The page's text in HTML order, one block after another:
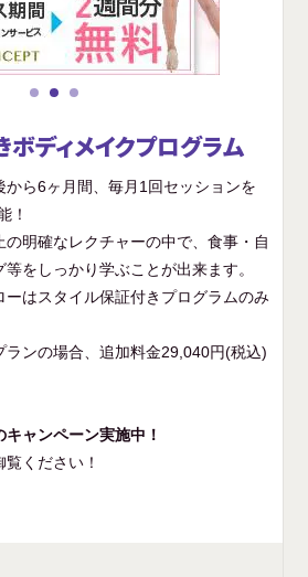
ディメイクプログラム
ら6ヶ月間、毎月1回セッションを
！
明確なレクチャーの中で、食事・自
をしっかり学ぶことが出来ます。
はスタイル保証付きプログラムのみ
ンの場合、追加料金29,040円(税込)
ャンペーン実施中！
ください！